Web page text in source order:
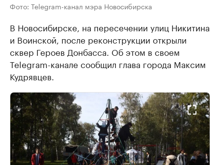
Фото: Telegram-канал мэра Новосибирска
В Новосибирске, на пересечении улиц Никитина
и Воинской, после реконструкции открыли
сквер Героев Донбасса. Об этом в своем
Telegram-канале сообщил глава города Максим
Кудрявцев.